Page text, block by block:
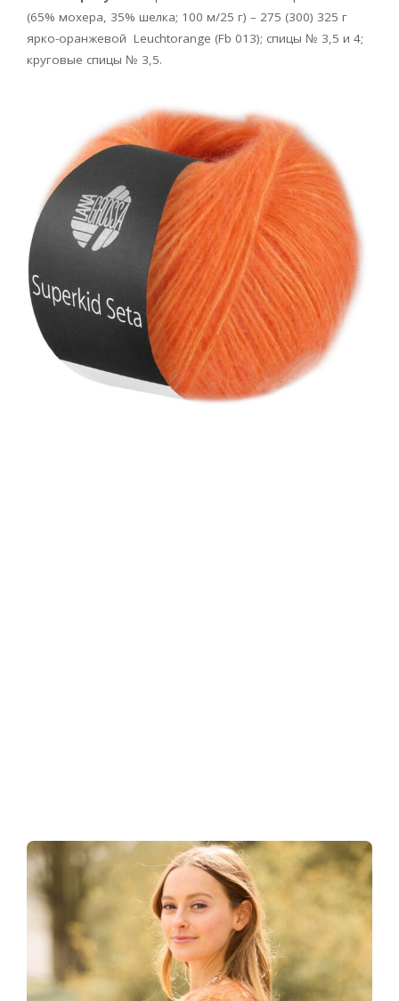
(65% мохера, 35% шелка; 100 м/25 г) – 275 (300) 325 г
ярко-оранжевой Leuchtorange (Fb 013); спицы № 3,5 и 4;
круговые спицы № 3,5.